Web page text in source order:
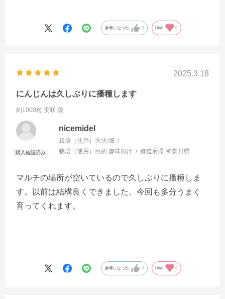
参考になった 0 Like! 0
2025.3.18
にんじんは久しぶりに播種します
約1000粒 実咲 袋
nicemidel
栽培（使用）方法:畑
栽培（使用）目的:趣味向け 都道府県:神奈川県
マルチの場所が空いているので久しぶりに播種しま
す。以前は結構良くできました。今回も多分うまく
育ってくれます。
参考になった 0 Like! 0